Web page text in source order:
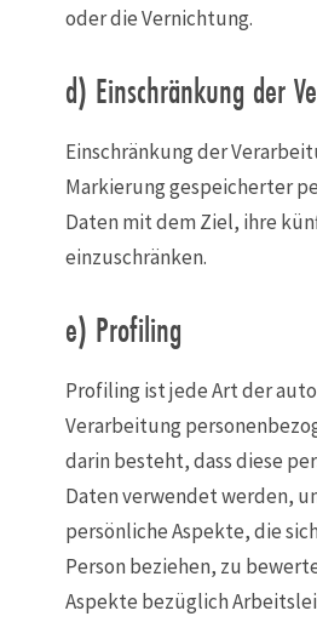
oder die Vernichtung.
d) Einschränkung der
Einschränkung der
Markierung gespeicherter
Daten mit dem Ziel, ihre
einzuschränken.
e) Profiling
Profiling ist jede Art der
Verarbeitung
darin besteht, dass diese
Daten verwendet werden,
persönliche Aspekte, die
Person beziehen, zu
Aspekte bezüglich